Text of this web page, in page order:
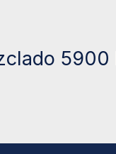
5900